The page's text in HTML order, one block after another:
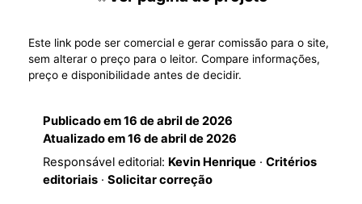
Este link pode ser comercial e gerar comissão para o site,
sem alterar o preço para o leitor. Compare informações,
preço e disponibilidade antes de decidir.
Publicado em16 de abril de 2026
Atualizado em16 de abril de 2026
Responsável editorial: Kevin Henrique· Critérios
editoriais· Solicitar correção